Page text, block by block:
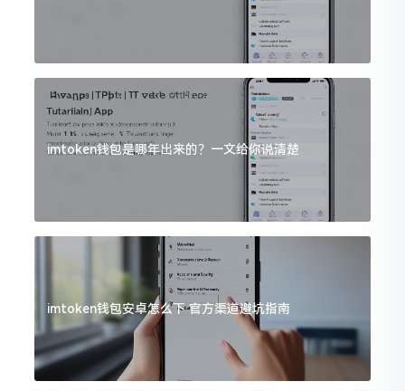
imtoken钱包是哪年出来的？一文给你说清楚
imtoken钱包安卓怎么下 官方渠道避坑指南